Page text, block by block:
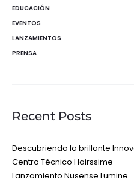
EDUCACIÓN
EVENTOS
LANZAMIENTOS
PRENSA
Recent Posts
Descubriendo la brillante
Centro Técnico Hairssime
Lanzamiento Nusense Lumine